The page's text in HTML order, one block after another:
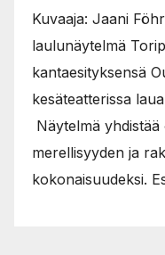
Kuvaaja: Jaani
laulunäytelmä
kantaesityksensä
kesäteatterissa
Näytelmä
merellisyyden ja
kokonaisuudeksi.